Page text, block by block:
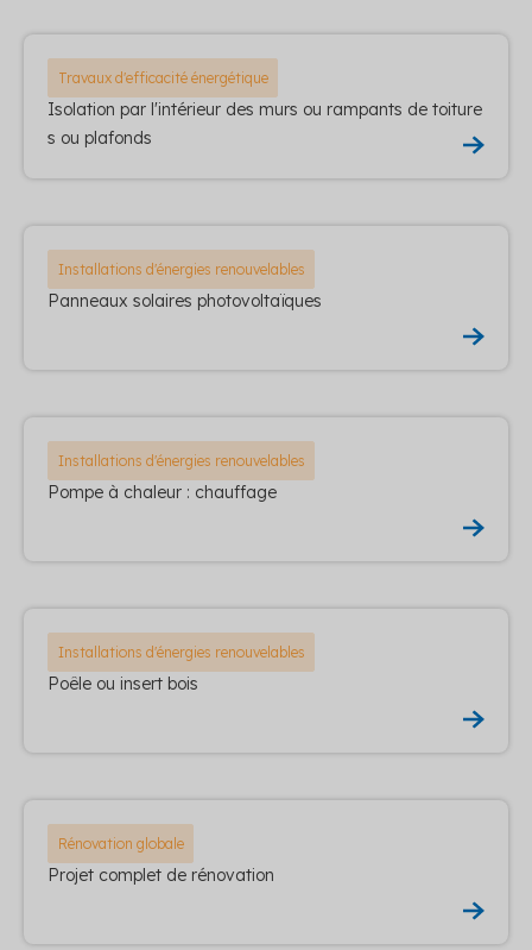
Travaux d'efficacité énergétique
Isolation par l'intérieur des murs ou rampants de toiture
s ou plafonds
Installations d'énergies renouvelables
Panneaux solaires photovoltaïques
Installations d'énergies renouvelables
Pompe à chaleur : chauffage
Installations d'énergies renouvelables
Poêle ou insert bois
Rénovation globale
Projet complet de rénovation